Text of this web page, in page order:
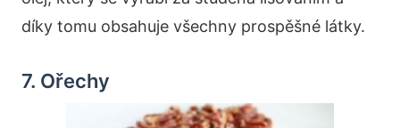
díky tomu obsahuje všechny prospěšné látky.
7. Ořechy